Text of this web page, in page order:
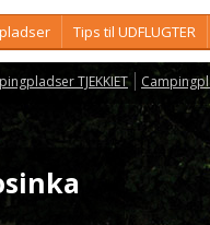
Tips til UDFLUGTER
TJEKKIET